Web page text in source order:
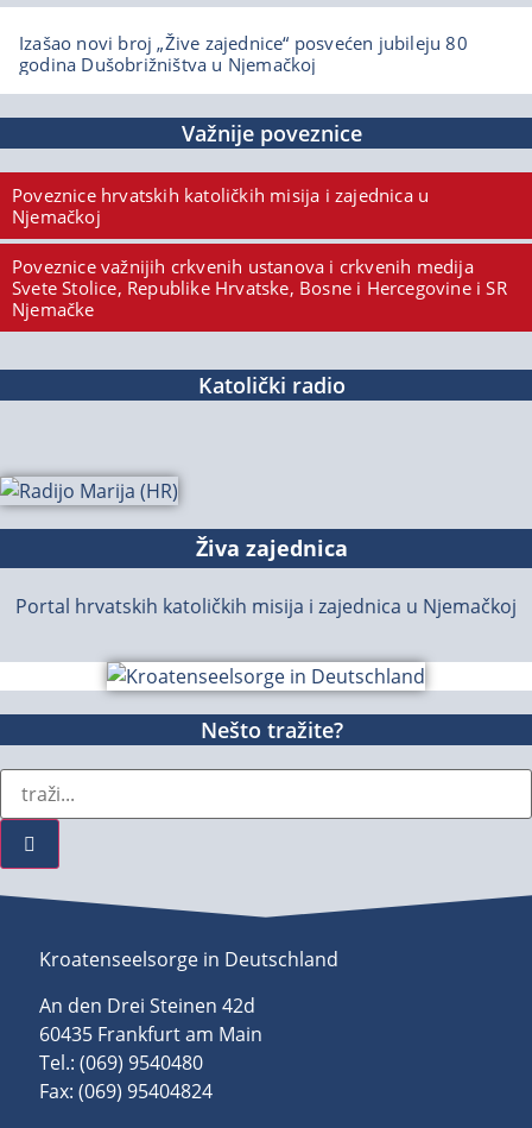
Izašao novi broj „Žive zajednice“ posvećen jubileju 80
godina Dušobrižništva u Njemačkoj
Važnije poveznice
Poveznice hrvatskih katoličkih misija i zajednica u
Njemačkoj
Poveznice važnijih crkvenih ustanova i crkvenih medija
Svete Stolice, Republike Hrvatske, Bosne i Hercegovine i SR
Njemačke
Katolički radio
Živa zajednica
Portal hrvatskih katoličkih misija i zajednica u Njemačkoj
Nešto tražite?
Kroatenseelsorge in Deutschland
An den Drei Steinen 42d
60435 Frankfurt am Main
Tel.: (069) 9540480
Fax: (069) 95404824